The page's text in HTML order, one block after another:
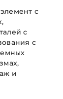
с
с
с
и